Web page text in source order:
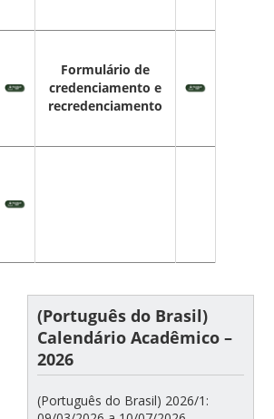
Formulário de
credenciamento e
recredenciamento
(Português do Brasil)
Calendário Acadêmico –
2026
(Português do Brasil) 2026/1: